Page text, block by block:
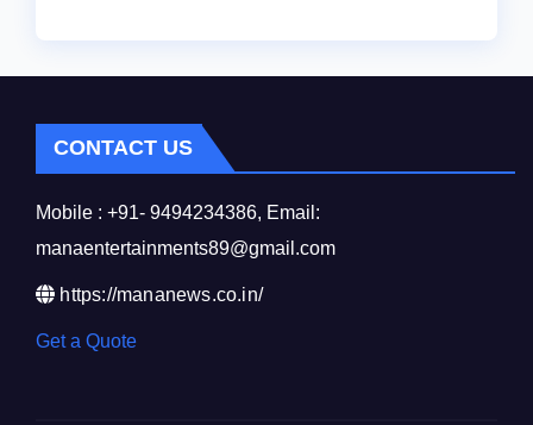
CONTACT US
Mobile : +91- 9494234386, Email:
manaentertainments89@gmail.com
https://mananews.co.in/
Get a Quote